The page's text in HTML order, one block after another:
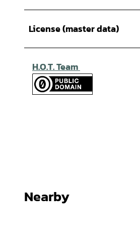
License (master data)
H.O.T. Team
Nearby